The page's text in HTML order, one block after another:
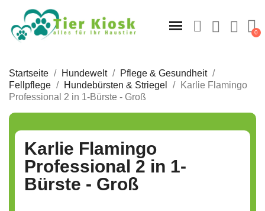
Startseite Hundewelt
Pflege & Gesundheit
Fellpflege
Hundebürsten & Striegel
Karlie Flamingo
Professional 2 in 1-Bürste - Groß
Karlie Flamingo
Professional 2 in 1-
Bürste - Groß